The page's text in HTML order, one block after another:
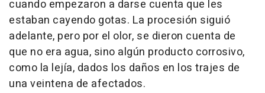
cuando empezaron a darse cuenta que les
estaban cayendo gotas. La procesión siguió
adelante, pero por el olor, se dieron cuenta de
que no era agua, sino algún producto corrosivo,
como la lejía, dados los daños en los trajes de
una veintena de afectados.